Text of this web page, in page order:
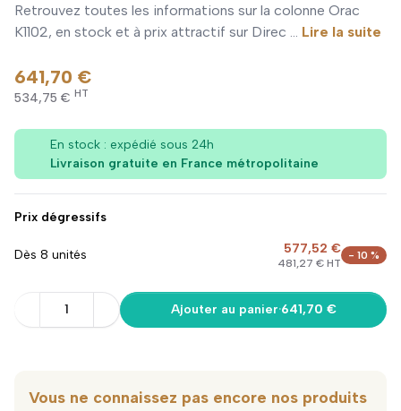
Retrouvez toutes les informations sur la colonne Orac
K1102, en stock et à prix attractif sur Direc ... Lire la suite
641,70 €
534,75 € HT
En stock : expédié sous 24h
Livraison gratuite en France métropolitaine
Prix dégressifs
Dès 8 unités 577,52 €
481,27 € HT
- 10 %
1 Ajouter au panier·641,70 €
Vous ne connaissez pas encore nos produits